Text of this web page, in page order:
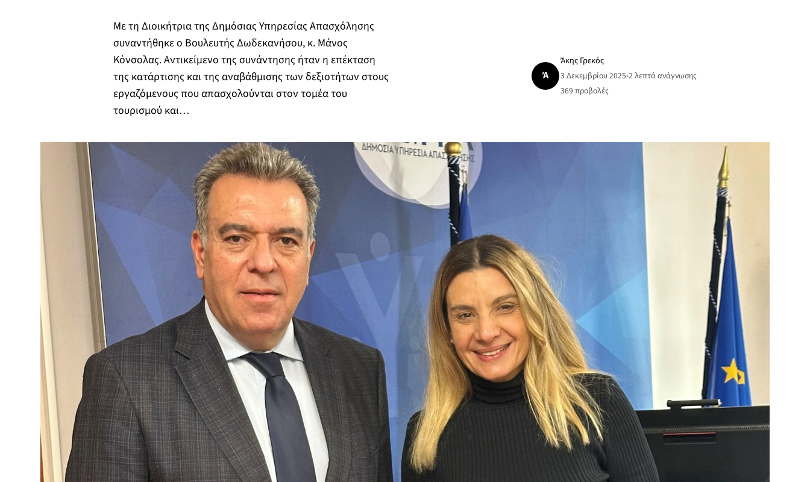
Με τη Διοικήτρια της Δημόσιας Υπηρεσίας Απασχόλησης
συναντήθηκε ο Βουλευτής Δωδεκανήσου, κ. Μάνος
Κόνσολας. Αντικείμενο της συνάντησης ήταν η επέκταση
της κατάρτισης και της αναβάθμισης των δεξιοτήτων στους
εργαζόμενους που απασχολούνται στον τομέα του
τουρισμού και…
Ά
Άκης Γρεκός
3 Δεκεμβρίου 2025•2 λεπτά ανάγνωσης
369 προβολές